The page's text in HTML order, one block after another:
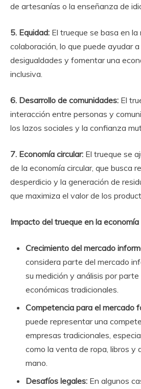
de artesanías o la enseñanza de
5. Equidad: El trueque se basa en
colaboración, lo que puede ayudar a
desigualdades y fomentar una
inclusiva.
6. Desarrollo de comunidades: El
interacción entre personas y
los lazos sociales y la confianza
7. Economía circular: El trueque se
de la economía circular, que busca
desperdicio y la generación de
que maximiza el valor de los
Impacto del trueque en la economía
Crecimiento del mercado
considera parte del mercado
su medición y análisis por
económicas tradicionales.
Competencia para el mercado
puede representar una
empresas tradicionales,
como la venta de ropa, libros y
mano.
Desafíos legales: En algunos